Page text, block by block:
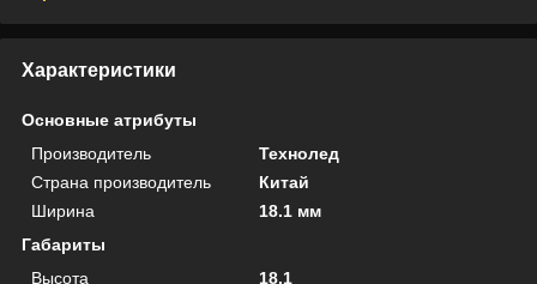
Характеристики
Основные атрибуты
Производитель
Технолед
Страна производитель
Китай
Ширина
18.1 мм
Габариты
Высота
18.1